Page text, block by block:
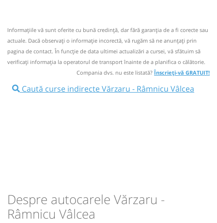
0726922277; 0723397890; Program: orele 7:00- 17:00
Nu a circulat?Semnalați aici (42 comentarii)
NOU!Pune poze din călătoria ta⤣
12:45 Vărzaru Statie Varzaru
35min
Informaţiile vă sunt oferite cu bună credinţă, dar fără garanţia de a fi corecte sau
actuale. Dacă observați o informaţie incorectă, vă rugăm să ne anunțați prin
pagina de contact. În funcție de data ultimei actualizări a cursei, vă sfătuim să
verificaţi informaţia la operatorul de transport înainte de a planifica o călătorie.
Compania dvs. nu este listată?Înscrieți-vă GRATUIT!
Caută curse indirecte Vărzaru - Râmnicu Vâlcea
Despre autocarele Vărzaru -
Râmnicu Vâlcea